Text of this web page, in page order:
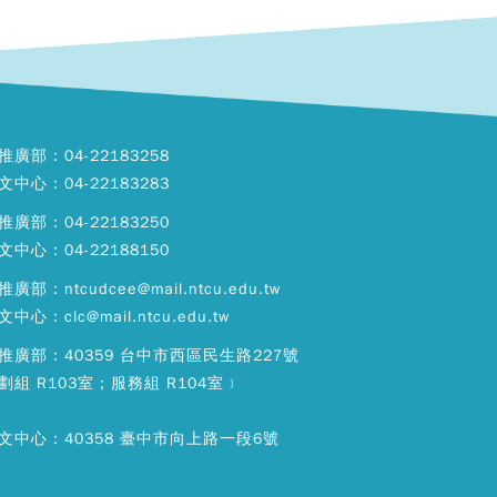
廣部：04-22183258
中心：04-22183283
廣部：04-22183250
中心：04-22188150
廣部：ntcudcee@mail.ntcu.edu.tw
中心：clc@mail.ntcu.edu.tw
廣部：40359 台中市西區民生路227號
組 R103室；服務組 R104室﹞
中心：40358 臺中市向上路一段6號